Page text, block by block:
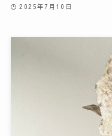
2025年7月10日